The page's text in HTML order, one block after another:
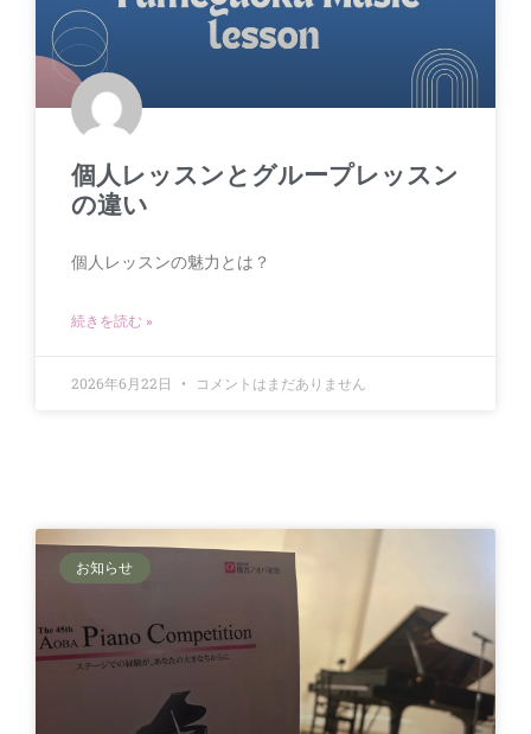
個人レッスンとグループレッスン
の違い
個人レッスンの魅力とは？
続きを読む »
2026年6月22日 コメントはまだありません
お知らせ